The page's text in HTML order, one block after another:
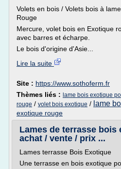
Volets en bois / Volets bois à
Rouge
Mercure, volet bois en Exotique
avec barres et écharpe.
Le bois d'origine d'Asie...
Lire la suite
Site : https://www.sothoferm.fr
Thèmes liés : lame bois exotique
rouge / volet bois exotique / lame
exotique rouge
Lames de terrasse bois
achat / vente / prix ...
Lames terrasse Bois Exotique
Une terrasse en bois exotique